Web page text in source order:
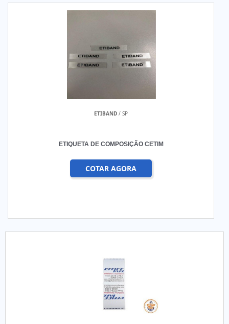
ETIBAND / SP
ETIQUETA DE COMPOSIÇÃO CETIM
COTAR AGORA